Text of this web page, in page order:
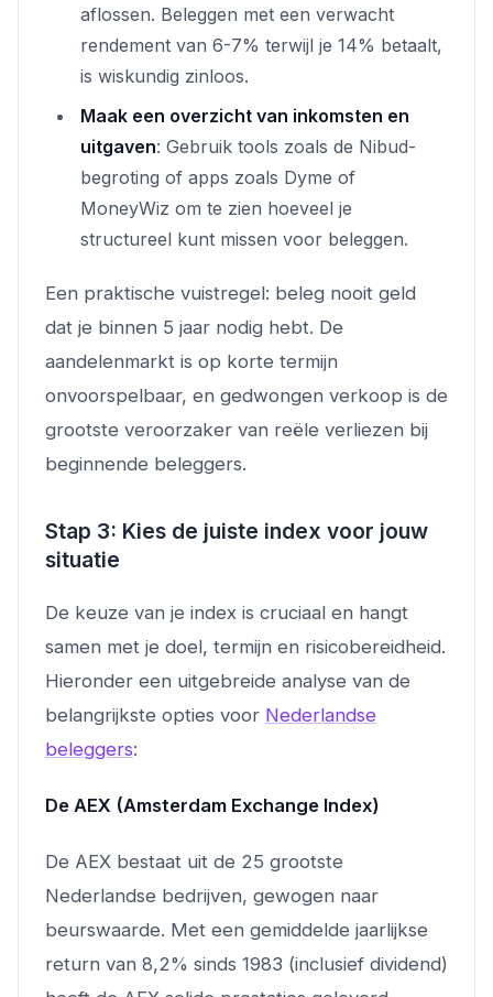
aflossen. Beleggen met een verwacht
rendement van 6-7% terwijl je 14% betaalt,
is wiskundig zinloos.
Maak een overzicht van inkomsten en
uitgaven: Gebruik tools zoals de Nibud-
begroting of apps zoals Dyme of
MoneyWiz om te zien hoeveel je
structureel kunt missen voor beleggen.
Een praktische vuistregel: beleg nooit geld
dat je binnen 5 jaar nodig hebt. De
aandelenmarkt is op korte termijn
onvoorspelbaar, en gedwongen verkoop is de
grootste veroorzaker van reële verliezen bij
beginnende beleggers.
Stap 3: Kies de juiste index voor jouw
situatie
De keuze van je index is cruciaal en hangt
samen met je doel, termijn en risicobereidheid.
Hieronder een uitgebreide analyse van de
belangrijkste opties voor Nederlandse
beleggers:
De AEX (Amsterdam Exchange Index)
De AEX bestaat uit de 25 grootste
Nederlandse bedrijven, gewogen naar
beurswaarde. Met een gemiddelde jaarlijkse
return van 8,2% sinds 1983 (inclusief dividend)